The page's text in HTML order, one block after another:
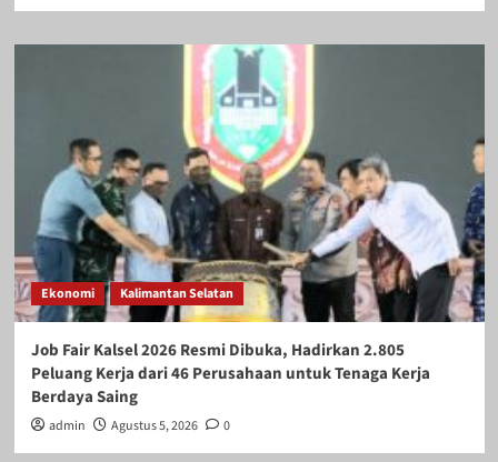
Ekonomi Kalimantan Selatan
Job Fair Kalsel 2026 Resmi Dibuka, Hadirkan 2.805
Peluang Kerja dari 46 Perusahaan untuk Tenaga Kerja
Berdaya Saing
admin Agustus 5, 2026 0